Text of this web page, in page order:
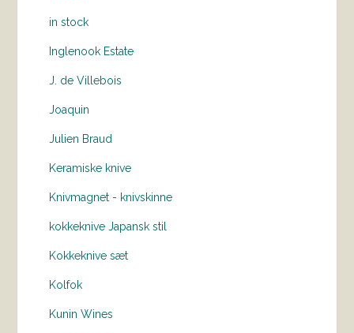
in stock
Inglenook Estate
J. de Villebois
Joaquin
Julien Braud
Keramiske knive
Knivmagnet - knivskinne
kokkeknive Japansk stil
Kokkeknive sæt
Kolfok
Kunin Wines